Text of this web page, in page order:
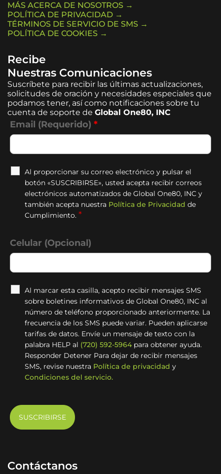
MÁS ACERCA DE NOSOTROS →
POLÍTICA DE PRIVACIDAD →
TÉRMINOS DE SERVICIO DE SMS →
POLÍTICA DE COOKIES →
Recibe
Nuestras Comunicaciones
Suscríbete para recibir las últimas actualizaciones,
solicitudes de oración y necesidades especiales que
podamos tener, así como notificaciones sobre tu
cuenta de soporte de Global One80, INC
Email (Requerido) *
Al proporcionar su correo electrónico y pulsar el
botón «SUSCRIBIRSE», usted acepta recibir correos
electrónicos automatizados de Global One80, INC y
también acepta nuestra Política de Privacidad de
Cumplimiento. *
Celular (Opcional)
Al marcar esta casilla, acepto recibir mensajes SMS
sobre boletines informativos de Global One80, INC al
número de teléfono proporcionado anteriormente. La
frecuencia de los SMS puede variar. Pueden aplicarse
tarifas de datos. Envíe un mensaje de texto con la
palabra HELP al (720) 592-5964 para obtener ayuda.
Responder Detener Para dejar de recibir mensajes
SMS, revise nuestra Política de privacidad y
Condiciones del servicio.
Contáctanos